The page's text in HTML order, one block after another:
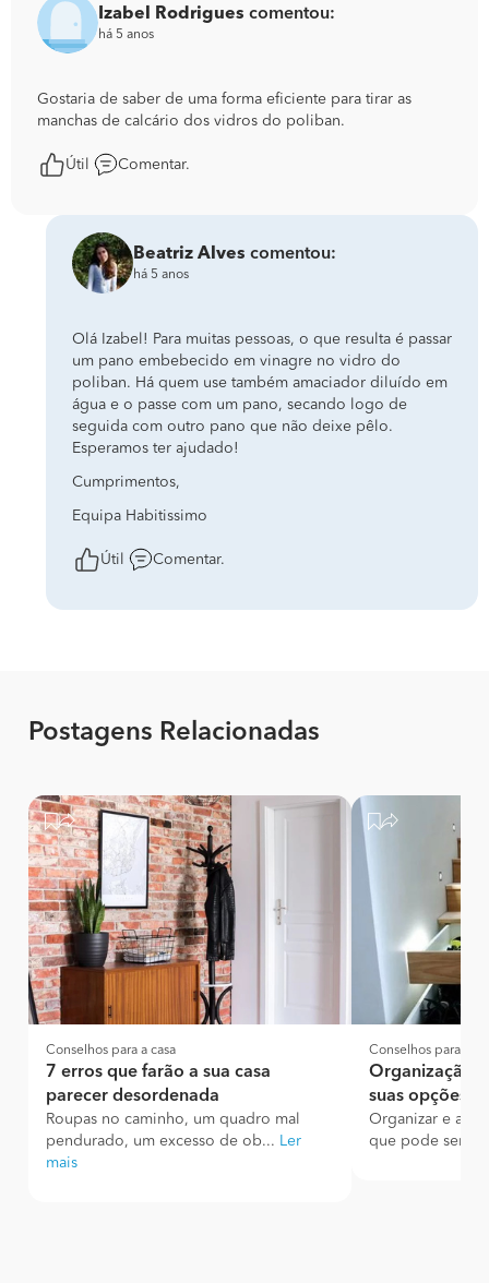
Izabel Rodrigues comentou:
há 5 anos
Gostaria de saber de uma forma eficiente para tirar as
manchas de calcário dos vidros do poliban.
Útil Comentar.
Beatriz Alves comentou:
há 5 anos
Olá Izabel! Para muitas pessoas, o que resulta é passar
um pano embebecido em vinagre no vidro do
poliban. Há quem use também amaciador diluído em
água e o passe com um pano, secando logo de
seguida com outro pano que não deixe pêlo.
Esperamos ter ajudado!
Cumprimentos,
Equipa Habitissimo
Útil Comentar.
Postagens Relacionadas
Conselhos para a casa
7 erros que farão a sua casa
parecer desordenada
Roupas no caminho, um quadro mal
pendurado, um excesso de ob... Ler
mais
Conselhos para a
Organização
suas opções
Organizar e
que pode ser